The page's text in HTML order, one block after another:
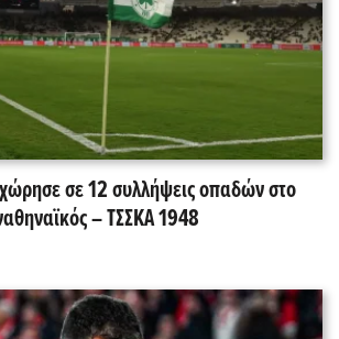
σε 12 συλλήψεις οπαδών στο
– ΤΣΣΚΑ 1948